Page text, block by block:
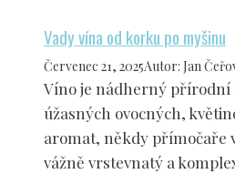
Vady vína od korku po myšinu
Červenec 21, 2025Autor: Jan
Víno je nádherný přírodní
úžasných ovocných,
aromat, někdy přímočaře
vážně vrstevnatý a